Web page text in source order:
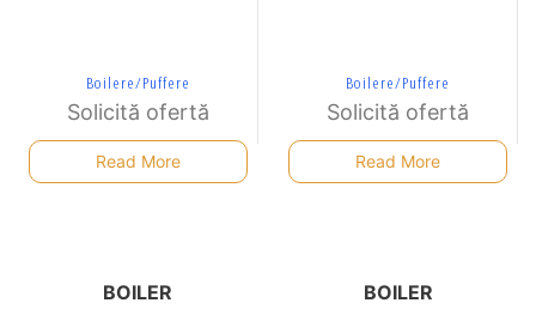
Boilere/Puffere
Solicită ofertă
Read More
Boilere/Puffere
Solicită ofertă
Read More
BOILER
BOILER